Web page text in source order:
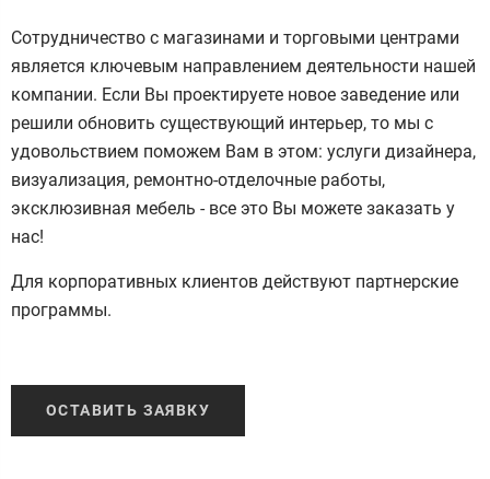
Создание уютных пространств с помощью
использованием стульев и столов в лофт-
может повысить уровень комфорта и
время, проведенное в магазине.
Сотрудничество с магазинами и торговыми центрами
является ключевым направлением деятельности нашей
компании. Если Вы проектируете новое заведение или
решили обновить существующий интерьер, то мы с
удовольствием поможем Вам в этом: услуги дизайнера,
визуализация, ремонтно-отделочные работы,
эксклюзивная мебель - все это Вы можете заказать у
нас!
Для корпоративных клиентов действуют партнерские
программы.
ОСТАВИТЬ ЗАЯВКУ